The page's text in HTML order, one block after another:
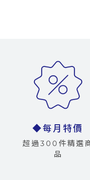
◆每月特價
超過300件精選
品